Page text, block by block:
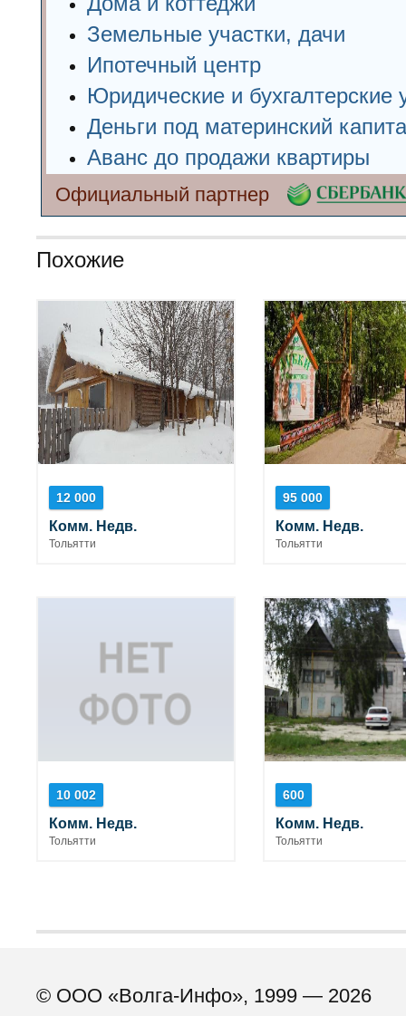
Земельные участки, дачи
Ипотечный центр
Юридические и бухгалтерские
Деньги под материнский
Аванс до продажи квартиры
Официальный партнер
Похожие
12 000
Комм. Недв.
Тольятти
95 000
Комм. Недв.
Тольятти
10 002
Комм. Недв.
Тольятти
600
Комм. Недв.
Тольятти
© ООО «Волга-Инфо», 1999 — 2026